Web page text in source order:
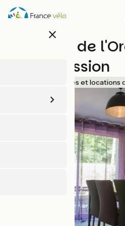
Aller
au
close
Les Gîtes de
Violet Passion
Gîtes et locations